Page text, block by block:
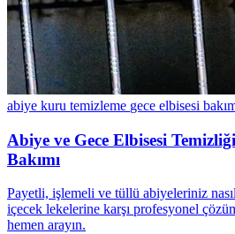
abiye kuru temizleme gece elbisesi
Abiye ve Gece Elbisesi
Bakımı
Payetli, işlemeli ve tüllü abiyeleriniz
içecek lekelerine karşı profesyonel
hemen arayın.